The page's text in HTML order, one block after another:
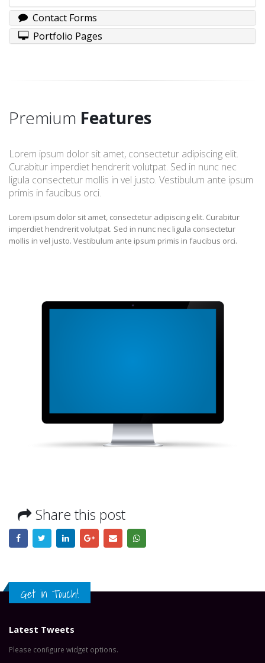
Contact Forms
Portfolio Pages
Premium Features
Lorem ipsum dolor sit amet, consectetur adipiscing elit.
Curabitur imperdiet hendrerit volutpat. Sed in nunc nec
ligula consectetur mollis in vel justo. Vestibulum ante ipsum
primis in faucibus orci.
Lorem ipsum dolor sit amet, consectetur adipiscing elit. Curabitur
imperdiet hendrerit volutpat. Sed in nunc nec ligula consectetur
mollis in vel justo. Vestibulum ante ipsum primis in faucibus orci.
Share this post
Get in Touch!
Latest Tweets
Please configure widget options.